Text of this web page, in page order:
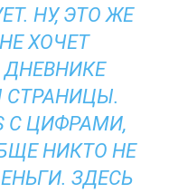
НУ, ЭТО ЖЕ
ХОЧЕТ
СТРАНИЦЫ.
С ЦИФРАМИ,
НИКТО НЕ
ЗДЕСЬ